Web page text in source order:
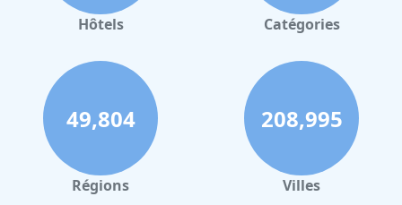
Hôtels Catégories
49,804
Régions
208,995
Villes